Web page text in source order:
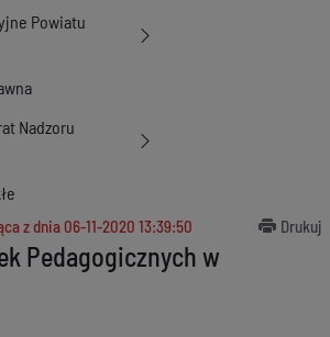
Powiatu
Nadzoru
z dnia 06-11-2020 13:39:50 Drukuj
Pedagogicznych w